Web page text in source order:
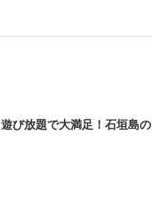
遊び放題で大満足！石垣島